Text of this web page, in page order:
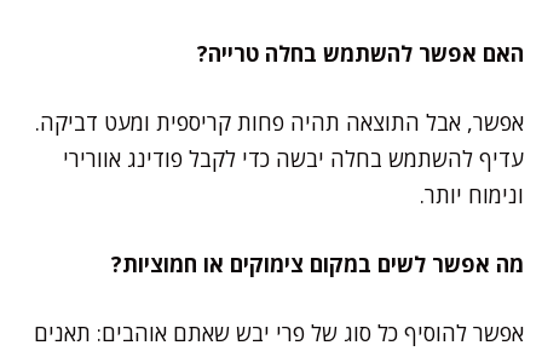
האם אפשר להשתמש בחלה טרייה?
אפשר, אבל התוצאה תהיה פחות קריספית ומעט דביקה.
עדיף להשתמש בחלה יבשה כדי לקבל פודינג אוורירי
ונימוח יותר.
מה אפשר לשים במקום צימוקים או חמוציות?
אפשר להוסיף כל סוג של פרי יבש שאתם אוהבים: תאנים